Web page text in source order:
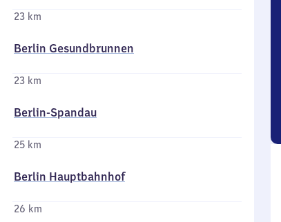
23 km
Berlin Gesundbrunnen
23 km
Berlin-Spandau
25 km
Berlin Hauptbahnhof
26 km